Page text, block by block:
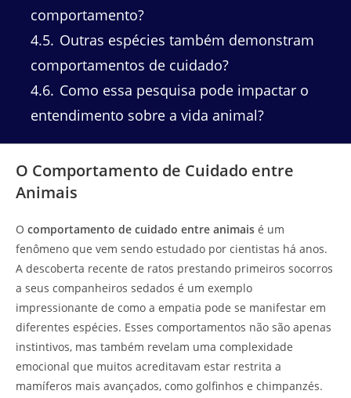
comportamento?
4.5 Outras espécies também demonstram
comportamentos de cuidado?
4.6 Como essa pesquisa pode impactar o
entendimento sobre a vida animal?
O Comportamento de Cuidado entre
Animais
O comportamento de cuidado entre animais é um
fenômeno que vem sendo estudado por cientistas há anos.
A descoberta recente de ratos prestando primeiros socorros
a seus companheiros sedados é um exemplo
impressionante de como a empatia pode se manifestar em
diferentes espécies. Esses comportamentos não são apenas
instintivos, mas também revelam uma complexidade
emocional que muitos acreditavam estar restrita a
mamíferos mais avançados, como golfinhos e chimpanzés.